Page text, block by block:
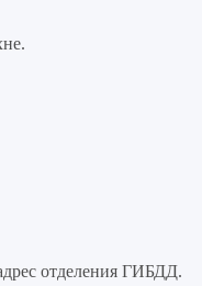
отделения ГИБДД.